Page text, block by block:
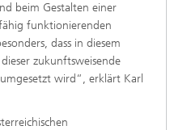
beim Gestalten einer
funktionierenden
dass in diesem
zukunftsweisende
wird“, erklärt Karl